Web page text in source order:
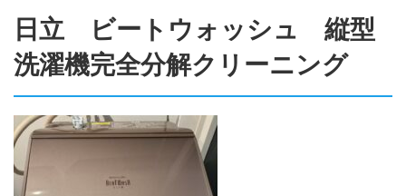
日立 ビートウォッシュ 縦型
洗濯機完全分解クリーニング